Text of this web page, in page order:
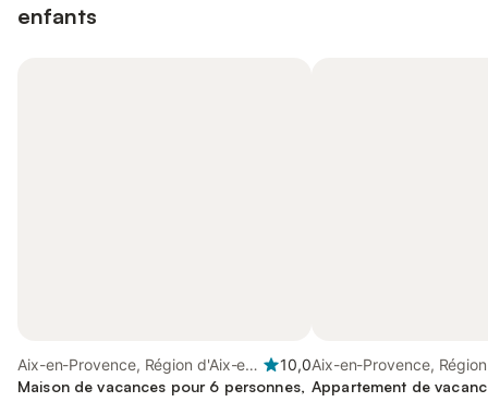
enfants
Aix-en-Provence, Région d'Aix-en-
Provence
10,0
Maison de vacances pour 6 personnes,
Aix-en-Provence,
Provence
Appartement de